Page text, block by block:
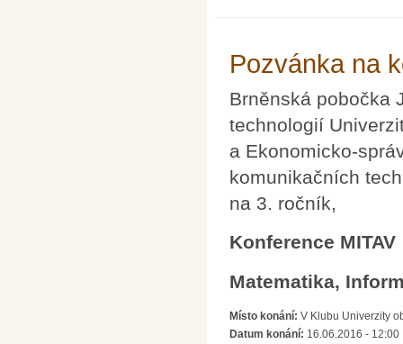
Pozvánka na
Brněnská pobočka
technologií
a Ekonomicko-
komunikačních
na 3. ročník,
Konference MITAV
Matematika,
Místo konání: V Klubu Univerzity
Datum konání: 16.06.2016 - 12:00